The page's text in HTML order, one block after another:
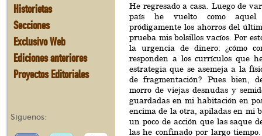
Historietas
Secciones
Exclusivo Web
Ediciones anteriores
Proyectos Editoriales
Síguenos:
He regresado a casa. Luego de
país he vuelto como
pródigamente los ahorros del
prueba mis bolsillos vacíos. Por
la urgencia de dinero: ¿cómo
responden a los currículos que
estrategia que se asemeja a la
de fragmentación? Pues bien,
morro de viejas desnudas y
guardadas en mi habitación en
encima de la otra, apiladas en mi
un poco de acción que las saque
las he confinado por largo